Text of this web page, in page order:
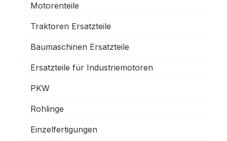
Motorenteile
Traktoren Ersatzteile
Baumaschinen Ersatzteile
Ersatzteile für Industriemotoren
PKW
Rohlinge
Einzelfertigungen